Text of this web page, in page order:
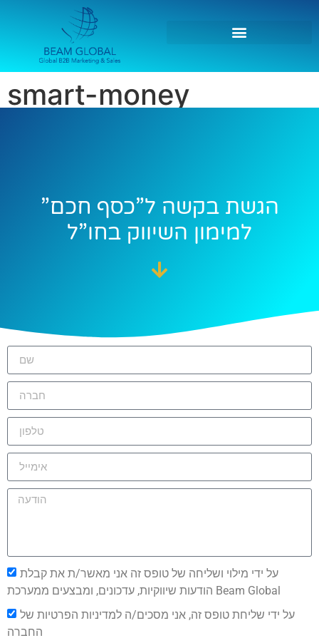
smart-money
הגשת בקשה ל”כסף חכם”
למימון השיווק בחו”ל
על ידי מילוי ושליחה של טופס זה אני מאשר/ת את קבלת
הודעות שיווקיות, עדכונים, ומבצעים ממערכת Beam Global
על ידי שליחת טופס זה, אני מסכים/ה למדיניות הפרטיות של
החברה